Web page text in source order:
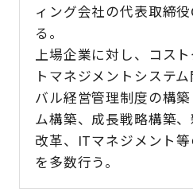
ィング会社の代表取締
る。
上場企業に対し、コス
トマネジメントシステ
バル経営管理制度の構
ム構築、成長戦略構築
改革、ITマネジメント
を多数行う。